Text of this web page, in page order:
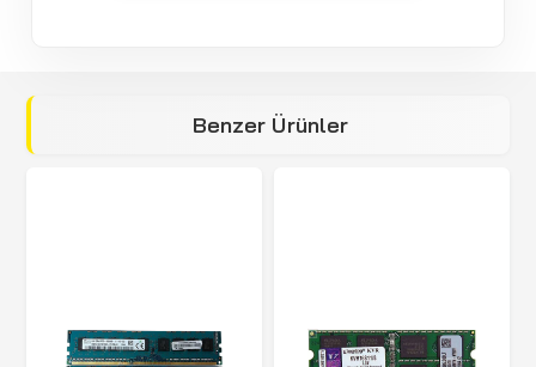
Benzer Ürünler